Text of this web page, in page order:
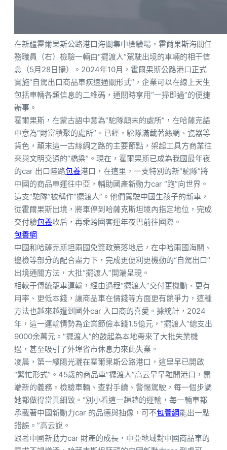
在新疆霍爾果斯公路港口海關集中檢驗場，霍爾果斯海關任
務職員（右）檢驗一輛由“擺渡人”駕駛出境的車輛的相干信
息（5月28日攝）。2024年10月，霍爾果斯公路港口正式
實施“自駕出口商品車疾速通關形式”，企業可以在線上天生
包括車輛各類信息的二維碼，通關時享用“一掃即過”的便捷
辦事。
霍爾果斯，在蒙古語中意為“駝隊顛末的處所”，在哈薩克語
中意為“財富積聚的處所”。已經，駝隊滿載著絲綢、瓷器等
貨色，顛末這一古絲綢之路的主要節點，架起工具方商業往
來與文明交通的“橋梁”。現在，霍爾果斯已成為我國最年夜
的car 出口陸路包養港口，在這里，一支特別的新“駝隊”將
中國的商品車運往中亞，輔助國產新動力car “跑”向世界。
這支“駝隊”被稱作“擺渡人”。他們駕駛中國生孩子的新車，
從霍爾果斯出境，將車停到哈薩克斯坦境內指定地位，完成
交付驗包養收后，再乘跨國客運年夜巴前往國際。
包養網
中國和哈薩克斯坦兩國免簽政策落地后，在中哈兩國海關、
邊檢等部分的配合盡力下，完成更便利更機動的“自駕出口”
出境通關方法，大批“擺渡人”開端呈現。
相較于傳統籠車運輸，經由過程“擺渡人”交付更機動、更有
用率、更低本錢，讓商品車在價錢等方面更有競爭力，這種
方法也越來越遭到國外car 入口商的喜愛。據統計，2024
年，這一運輸情勢為企業節儉本錢1.5億元，“擺渡人”總支出
9000余萬元。“擺渡人”的鼓起為本地帶來了大批失業機
遇，甚至吸引了外埠省市休息力來此失業。
凌晨，第一縷陽光灑在霍爾果斯公路港口，這里早已開啟
“繁忙形式”。45歲的商品車“擺渡人”高云早早離開港口，開
端新的義務。檢驗車輛、查對手續、警惕駕駛，每一個步調
她都做得當真細致。“別小看這一趟趟的運輸，每一輛車都
承載著中國新動力car 的品德與抽像，可不包養網能出一點
錯誤。”高云說。
跟著中國新動力car 財產的成長，中亞地域對中國商品車的